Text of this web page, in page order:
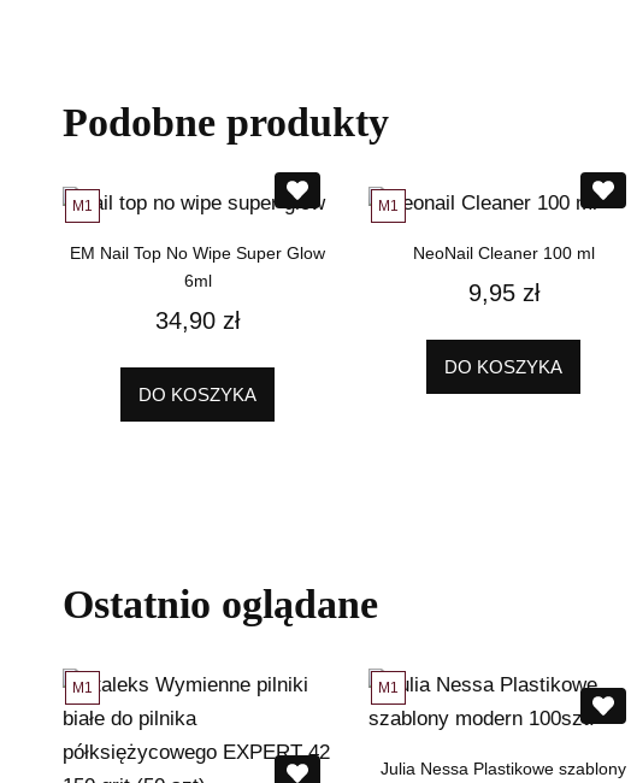
Podobne produkty
M1
EM Nail Top No Wipe Super Glow
6ml
34,90 zł
DO KOSZYKA
M1
NeoNail Cleaner 100 ml
9,95 zł
DO KOSZYKA
Ostatnio oglądane
M1 M1
Julia Nessa Plastikowe szablony